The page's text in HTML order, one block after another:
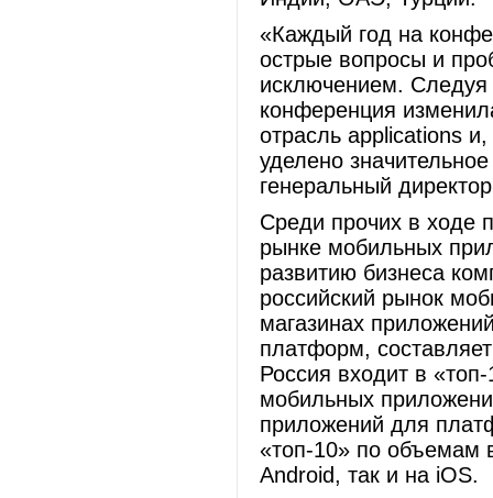
«Каждый год на
острые вопросы и
исключением.
конференция
отрасль applications
уделено
генеральный
Среди прочих в ходе
рынке мобильных
развитию бизнеса
российский рынок
магазинах
платформ,
Россия входит в
мобильных
приложений для
«топ-10» по объемам
Android, так и на iOS.